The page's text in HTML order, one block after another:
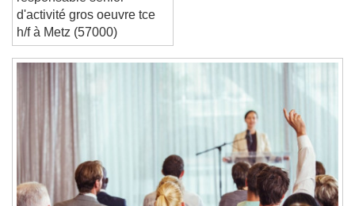
responsable senior
d'activité gros oeuvre tce
h/f à Metz (57000)